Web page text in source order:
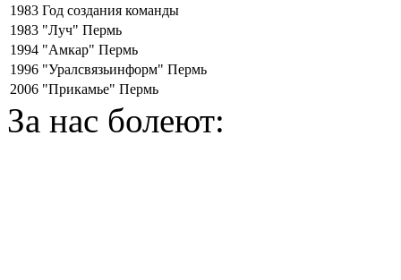
1983 Год создания команды
1983 "Луч" Пермь
1994 "Амкар" Пермь
1996 "Уралсвязьинформ" Пермь
2006 "Прикамье" Пермь
За нас болеют: